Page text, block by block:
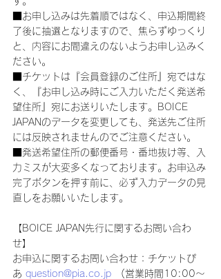
■お申し込みは先着順ではなく、申込期間終
了後に抽選となりますので、焦らずゆっくり
と、内容にお間違えのないようお申し込みく
ださい。
■チケットは『会員登録のご住所』宛ではな
く、『お申し込み時にご入力いただく発送希
望住所』宛にお送りいたします。BOICE
JAPANのデータを変更しても、発送先ご住所
には反映されませんのでご注意ください。
■発送希望住所の郵便番号・番地抜け等、入
力ミスが大変多くなっております。お申込み
完了ボタンを押す前に、必ず入力データの見
直しをお願いいたします。
【BOICE JAPAN先行に関するお問い合わ
せ】
お申込に関するお問い合わせ：チケットぴ
あ question@pia.co.jp (営業時間10:00～